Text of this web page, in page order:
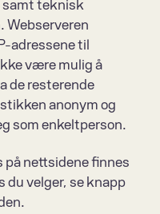
samt teknisk
Webserveren
adressene til
være mulig å
de resterende
anonym og
som enkeltperson.
på nettsidene finnes
du velger, se knapp